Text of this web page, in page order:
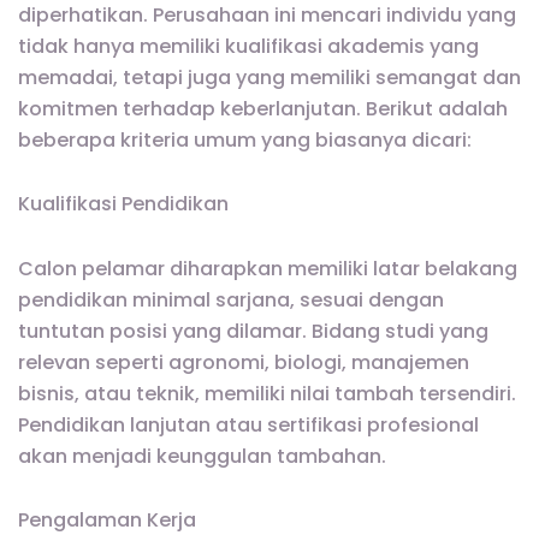
diperhatikan. Perusahaan ini mencari individu yang
tidak hanya memiliki kualifikasi akademis yang
memadai, tetapi juga yang memiliki semangat dan
komitmen terhadap keberlanjutan. Berikut adalah
beberapa kriteria umum yang biasanya dicari:
Kualifikasi Pendidikan
Calon pelamar diharapkan memiliki latar belakang
pendidikan minimal sarjana, sesuai dengan
tuntutan posisi yang dilamar. Bidang studi yang
relevan seperti agronomi, biologi, manajemen
bisnis, atau teknik, memiliki nilai tambah tersendiri.
Pendidikan lanjutan atau sertifikasi profesional
akan menjadi keunggulan tambahan.
Pengalaman Kerja